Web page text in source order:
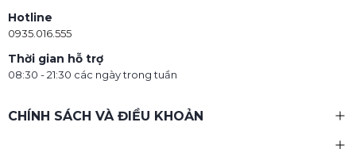
Hotline
0935.016.555
Thời gian hỗ trợ
08:30 - 21:30 các ngày trong tuần
CHÍNH SÁCH VÀ ĐIỀU KHOẢN